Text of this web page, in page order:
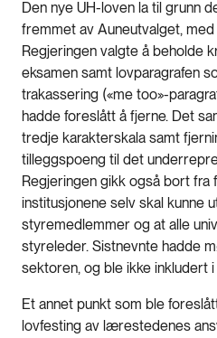
Den nye UH-loven la til grunn
fremmet av Auneutvalget,
Regjeringen valgte å beholde
eksamen samt lovparagrafen
trakassering («me too»-
hadde foreslått å fjerne. Det
tredje karakterskala samt
tilleggspoeng til det
Regjeringen gikk også bort fra
institusjonene selv skal kunne
styremedlemmer og at alle
styreleder. Sistnevnte hadde
sektoren, og ble ikke inkludert
Et annet punkt som ble
lovfesting av lærestedenes